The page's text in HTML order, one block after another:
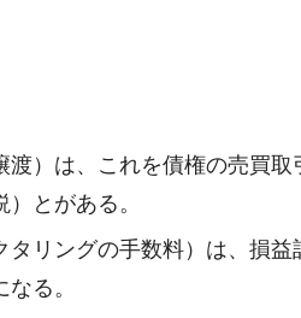
）は、これを債権の売買取
とがある。
リングの手数料）は、損益
る。